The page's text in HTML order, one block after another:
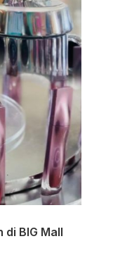
di BIG Mall